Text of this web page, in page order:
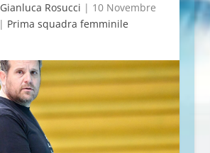
Gianluca Rosucci | 10 Novembre
| Prima squadra femminile